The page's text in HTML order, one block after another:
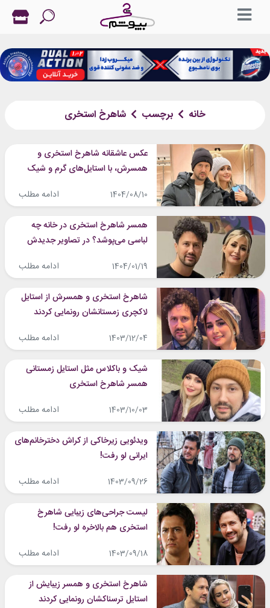
خانه برچسب شاهرخ استخری
عکس عاشقانه شاهرخ استخری و
همسرش، با استایل‌های گرم و شیک
1404/08/10 ادامه مطلب
همسر شاهرخ استخری در خانه چه
لباسی می‌پوشد؟ در تصاویر جدیدش
1404/01/19 ادامه مطلب
شاهرخ استخری و همسرش از استایل
لاکچری زمستانشان رونمایی کردند
1403/12/04 ادامه مطلب
شیک و باکلاس مثل استایل زمستانی
همسر شاهرخ استخری
1403/10/03 ادامه مطلب
ویدئویی زیرخاکی از کراش دخترخانم‌های
ایرانی لو رفت!
1403/09/26 ادامه مطلب
لیست جراحی‌های زیبایی شاهرخ
استخری هم بالاخره لو رفت!
1403/09/18 ادامه مطلب
شاهرخ استخری و همسر زیبایش از
استایل ترسناکشان رونمایی کردند